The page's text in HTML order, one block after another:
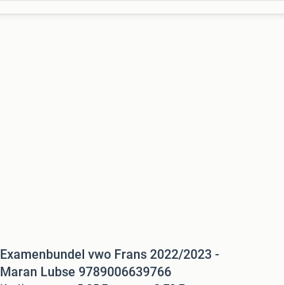
Examenbundel vwo Frans 2022/2023 -
Maran Lubse 9789006639766